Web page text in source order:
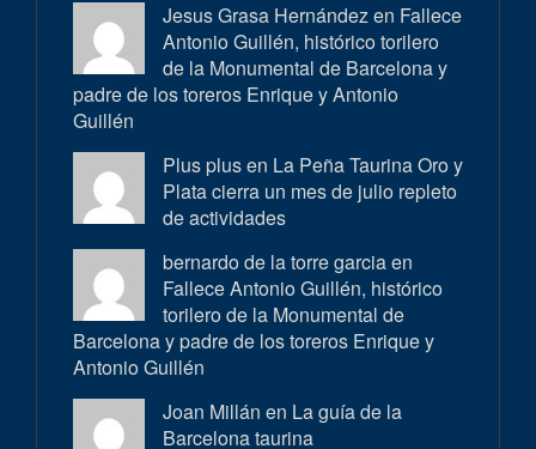
Jesus Grasa Hernández en Fallece
Antonio Guillén, histórico torilero
de la Monumental de Barcelona y
padre de los toreros Enrique y Antonio
Guillén
Plus plus en La Peña Taurina Oro y
Plata cierra un mes de julio repleto
de actividades
bernardo de la torre garcia en
Fallece Antonio Guillén, histórico
torilero de la Monumental de
Barcelona y padre de los toreros Enrique y
Antonio Guillén
Joan Millán en La guía de la
Barcelona taurina